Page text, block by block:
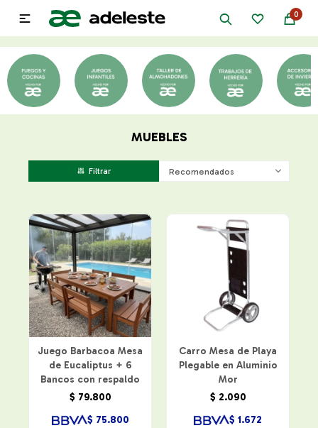
0

MUEBLES
Recomendados
Juego Barbacoa Mesa
de Eucaliptus + 6
Bancos con respaldo
$ 79.800
$ 75.800
Carro Mesa de Playa
Plegable en Aluminio
Mor
$ 2.090
$ 1.672